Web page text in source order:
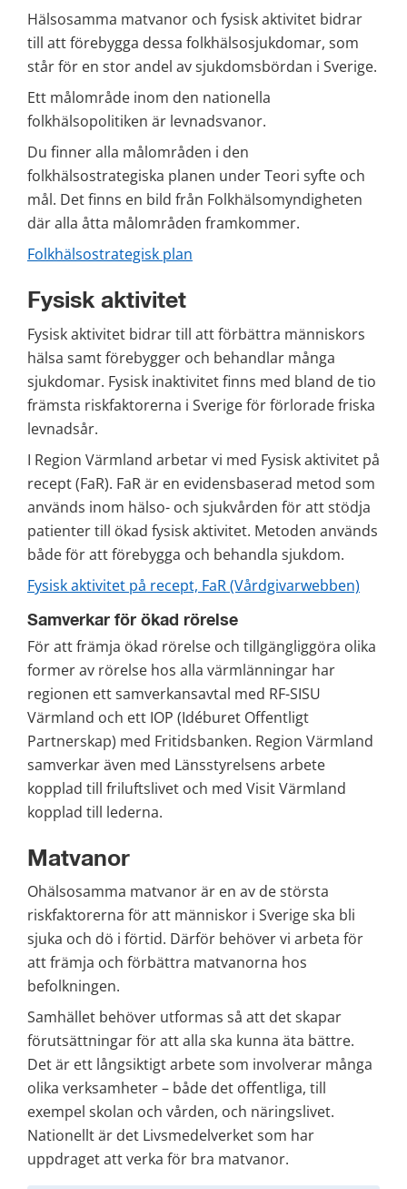
Hälsosamma matvanor och fysisk aktivitet bidrar
till att förebygga dessa folkhälsosjukdomar, som
står för en stor andel av sjukdomsbördan i Sverige.
Ett målområde inom den nationella
folkhälsopolitiken är levnadsvanor.
Du finner alla målområden i den
folkhälsostrategiska planen under Teori syfte och
mål. Det finns en bild från Folkhälsomyndigheten
där alla åtta målområden framkommer.
Folkhälsostrategisk plan
Fysisk aktivitet
Fysisk aktivitet bidrar till att förbättra människors
hälsa samt förebygger och behandlar många
sjukdomar. Fysisk inaktivitet finns med bland de tio
främsta riskfaktorerna i Sverige för förlorade friska
levnadsår.
I Region Värmland arbetar vi med Fysisk aktivitet på
recept (FaR). FaR är en evidensbaserad metod som
används inom hälso- och sjukvården för att stödja
patienter till ökad fysisk aktivitet. Metoden används
både för att förebygga och behandla sjukdom.
Fysisk aktivitet på recept, FaR (Vårdgivarwebben)
Samverkar för ökad rörelse
För att främja ökad rörelse och tillgängliggöra olika
former av rörelse hos alla värmlänningar har
regionen ett samverkansavtal med RF-SISU
Värmland och ett IOP (Idéburet Offentligt
Partnerskap) med Fritidsbanken. Region Värmland
samverkar även med Länsstyrelsens arbete
kopplad till friluftslivet och med Visit Värmland
kopplad till lederna.
Matvanor
Ohälsosamma matvanor är en av de största
riskfaktorerna för att människor i Sverige ska bli
sjuka och dö i förtid. Därför behöver vi arbeta för
att främja och förbättra matvanorna hos
befolkningen.
Samhället behöver utformas så att det skapar
förutsättningar för att alla ska kunna äta bättre.
Det är ett långsiktigt arbete som involverar många
olika verksamheter – både det offentliga, till
exempel skolan och vården, och näringslivet.
Nationellt är det Livsmedelverket som har
uppdraget att verka för bra matvanor.